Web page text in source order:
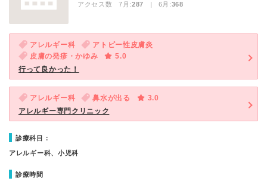
アクセス数 7月:287 | 6月:368
アレルギー科
アトピー性皮膚炎
皮膚の発疹・かゆみ
5.0
行って良かった！
アレルギー科 鼻水が出る
3.0
アレルギー専門クリニック
診療科目：
アレルギー科、小児科
診療時間